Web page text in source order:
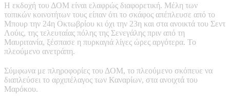
Η εκδοχή του ΔΟΜ είναι ελαφρώς διαφορετική. Μέλη των
τοπικών κοινοτήτων τους είπαν ότι το σκάφος απέπλευσε από το
Μπουρ την 24η Οκτωβρίου κι όχι την 23η και στα ανοικτά του Σεντ
Λούις, της τελευταίας πόλης της Σενεγάλης πριν από τη
Μαυριτανία, ξέσπασε η πυρκαγιά λίγες ώρες αργότερα. Το
πλεούμενο ανετράπη.
Σύμφωνα με πληροφορίες του ΔΟΜ, το πλεούμενο σκόπευε να
διαπλεύσει το αρχιπέλαγος των Καναρίων, στα ανοιχτά του
Μαρόκου.